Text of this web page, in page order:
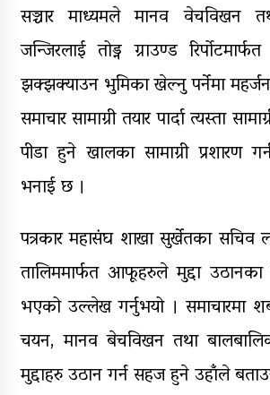
सञ्चार माध्यमले मानव वेचविखन
जन्जिरलाई तोड्न ग्राउण्ड
झक्झक्याउन भुमिका खेल्नु पर्नेमा
समाचार सामाग्री तयार पार्दा त्यस्ता
पीडा हुने खालका सामाग्री प्रशारण
भनाई छ ।
पत्रकार महासंघ शाखा सुर्खेतका सचिव
तालिममार्फत आफूहरुले मुद्दा उठानका
भएको उल्लेख गर्नुभयो । समाचारमा
चयन, मानव बेचविखन तथा
मुद्दाहरु उठान गर्न सहज हुने उहाँले